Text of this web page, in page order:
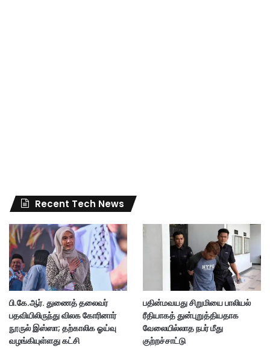
Recent Tech News
பி.கே.ஆர். துணைத் தலைவர்
பதவியிலிருந்து விலக கோரினார்
நூருல் இஸ்ஸா; தற்காலிக ஓய்வு
வழங்கியுள்ளது கட்சி
பதின்மவயது சிறுமியை பாலியல்
ரீதியாகத் துன்புறுத்தியதாக
வேலையில்லாத நபர் மீது
குற்றச்சாட்டு